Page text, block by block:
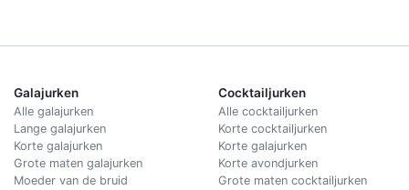
Galajurken
Alle galajurken
Lange galajurken
Korte galajurken
Grote maten galajurken
Moeder van de bruid
Cocktailjurken
Alle cocktailjurken
Korte cocktailjurken
Korte galajurken
Korte avondjurken
Grote maten cocktailjurken